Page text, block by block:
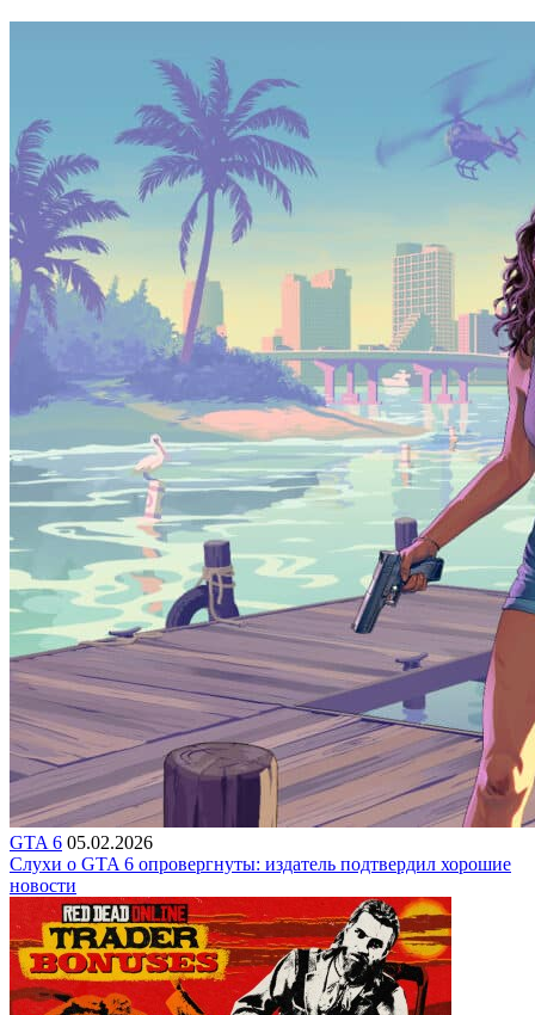
GTA 6 05.02.2026
Слухи о GTA 6 опровергнуты: издатель подтвердил хорошие
новости